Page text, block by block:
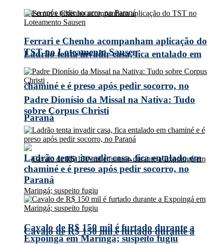
Ladrão tenta invadir casa, fica entalado em
chaminé e é preso após pedir socorro, no
Paraná
Cavalo de R$ 150 mil é furtado durante a
Ferrari e Chenho acompanham aplicação do
TST no Loteamento Sausen
Padre Dionísio da Missal na Nativa: Tudo
sobre Corpus Christi
Ladrão tenta invadir casa, fica entalado em
chaminé e é preso após pedir socorro, no
Paraná
Cavalo de R$ 150 mil é furtado durante a
Expoingá em Maringá; suspeito fugiu